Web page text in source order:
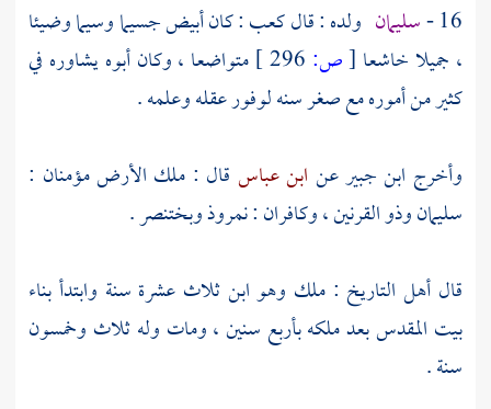
16 - سليمان ولده : قالكعب: كان أبيض جسيما وسيما وضيئا
، جميلا خاشعا [ص:
متواضعا ، وكان أبوه يشاوره في
كثير من أموره مع صغر سنه لوفور عقله وعلمه .
وأخرج ابن جبيرعن ابن عباس قال : ملك الأرض مؤمنان :
سليمانوذو القرنين ،وكافران :نمروذوبختنصر.
قال أهل التاريخ : ملك وهو ابن ثلاث عشرة سنة وابتدأ بناء
بيت المقدس بعد ملكه بأربع سنين ، ومات وله ثلاث وخمسون
سنة .